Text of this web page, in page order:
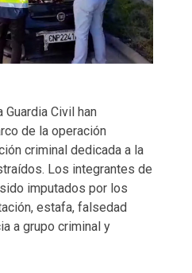
Civil han
de la operación
criminal dedicada a la
Los integrantes de
imputados por los
estafa, falsedad
a grupo criminal y